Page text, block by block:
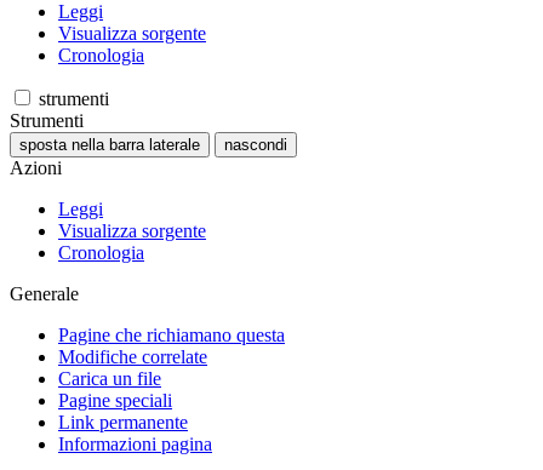
Leggi
Visualizza sorgente
Cronologia
strumenti
Strumenti
sposta nella barra laterale nascondi
Azioni
Leggi
Visualizza sorgente
Cronologia
Generale
Pagine che richiamano questa
Modifiche correlate
Carica un file
Pagine speciali
Link permanente
Informazioni pagina